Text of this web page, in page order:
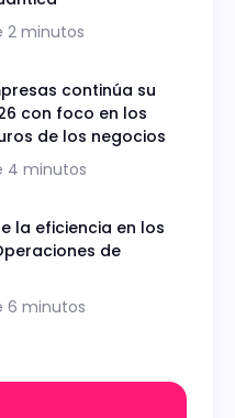
2 minutos
continúa su
con foco en los
de los negocios
4 minutos
la eficiencia en los
de
6 minutos